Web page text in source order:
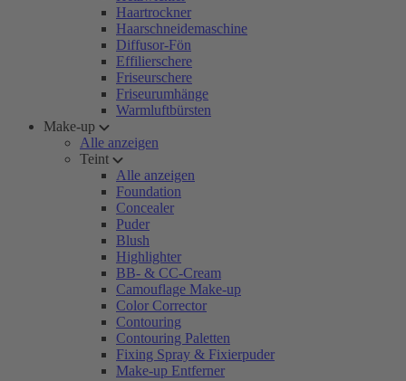
Haartrockner
Haarschneidemaschine
Diffusor-Fön
Effilierschere
Friseurschere
Friseurumhänge
Warmluftbürsten
Make-up
Alle anzeigen
Teint
Alle anzeigen
Foundation
Concealer
Puder
Blush
Highlighter
BB- & CC-Cream
Camouflage Make-up
Color Corrector
Contouring
Contouring Paletten
Fixing Spray & Fixierpuder
Make-up Entferner